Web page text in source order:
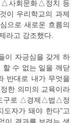
△사회문화△정치 등
이 우리학교의 과제
으로 새로운 흐름의
라고 강조했다.
이 자긍심을 갖게 하
할 수 없는 일을 깨닫
반대로 내가 무엇을
한 의미의 교육이라
구로 △경제△법△정
자가 돼야 한다”고
이 결과를 보려는 생